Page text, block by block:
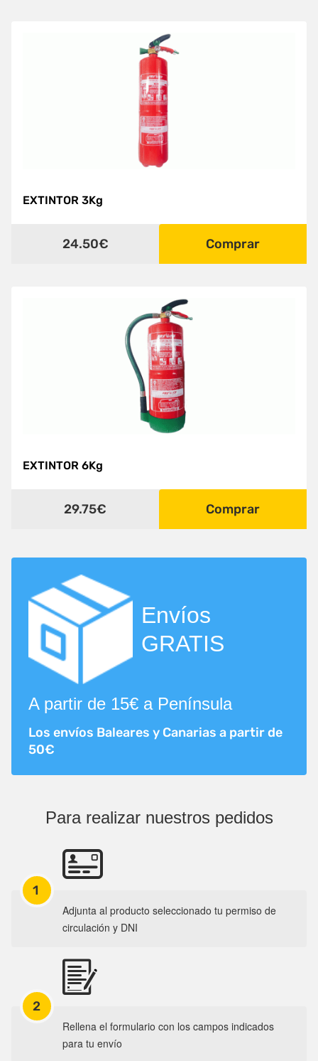
EXTINTOR 3Kg
24.50€ Comprar
EXTINTOR 6Kg
29.75€ Comprar
Envíos
GRATIS
A partir de 15€ a Península
Los envíos Baleares y Canarias a partir de
50€
Para realizar nuestros pedidos
1
Adjunta al producto seleccionado tu permiso de
circulación y DNI
2
Rellena el formulario con los campos indicados
para tu envío